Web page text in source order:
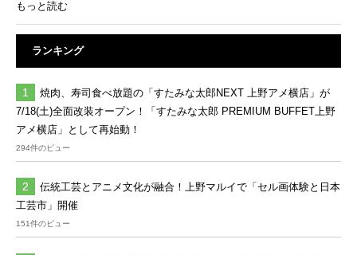
もっと読む
ランキング
焼肉、寿司食べ放題の「すたみな太郎NEXT 上野アメ横店」が
7/18(土)全面改装オープン！「すたみな太郎 PREMIUM BUFFET上野
アメ横店」として再始動！
294件のビュー
伝統工芸とアニメ文化が融合！上野マルイで「セル画体験と日本
工芸市」開催
151件のビュー